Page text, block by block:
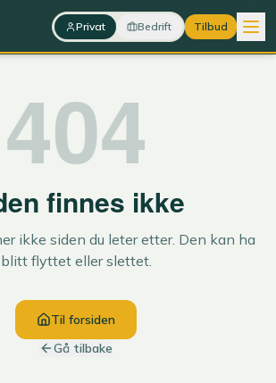
Privat Bedrift Tilbud
404
finnes ikke
ikke siden du leter etter. Den kan ha
blitt flyttet eller slettet.
Til forsiden
Gå tilbake